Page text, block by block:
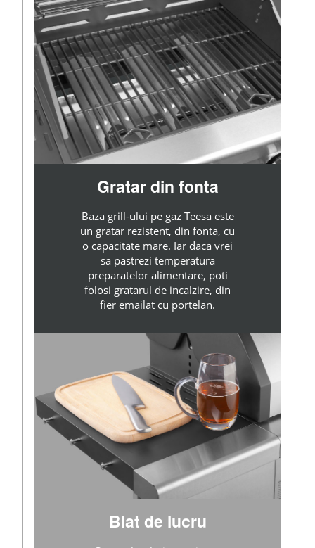
Gratar din fonta
Baza grill-ului pe gaz Teesa este
un gratar rezistent, din fonta, cu
o capacitate mare. Iar daca vrei
sa pastrezi temperatura
preparatelor alimentare, poti
folosi gratarul de incalzire, din
fier emailat cu portelan.
Blat de lucru